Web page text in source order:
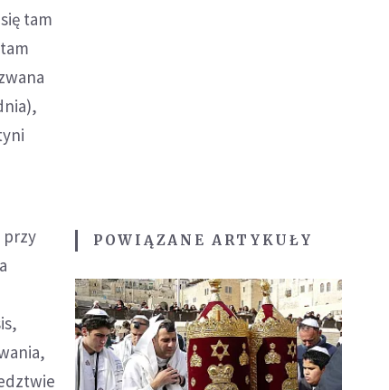
tam
przy
POWIĄZANE ARTYKUŁY